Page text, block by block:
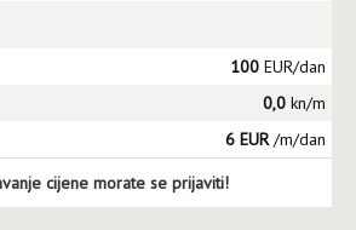
100 EUR/dan
0,0 kn/m
6 EUR/m/dan
cijene morate se prijaviti!